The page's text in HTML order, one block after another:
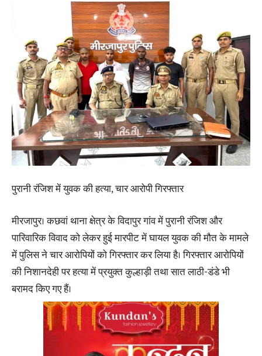
पुरानी रंजिश में युवक की हत्या, चार आरोपी गिरफ्तार
मीरजापुर। कछवां थाना क्षेत्र के विदापुर गांव में पुरानी रंजिश और
पारिवारिक विवाद को लेकर हुई मारपीट में घायल युवक की मौत के मामले
में पुलिस ने चार आरोपियों को गिरफ्तार कर लिया है। गिरफ्तार आरोपियों
की निशानदेही पर हत्या में प्रयुक्त कुल्हाड़ी तथा सात लाठी-डंडे भी
बरामद किए गए हैं।